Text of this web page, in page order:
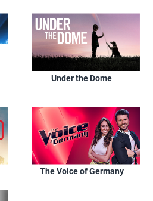
Under the Dome
The Voice of Germany